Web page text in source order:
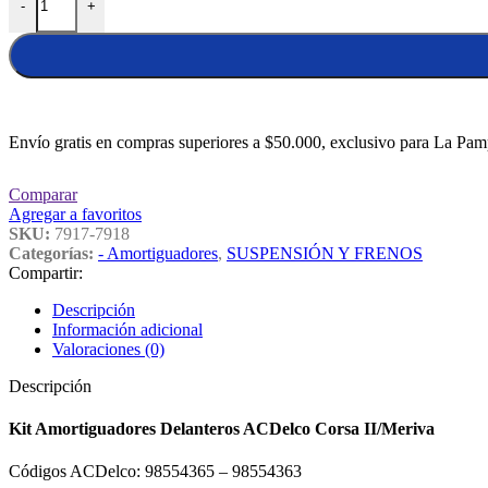
- +
Envío gratis en compras superiores a $50.000, exclusivo para La
Comparar
Agregar a favoritos
SKU: 7917-7918
Categorías: - Amortiguadores, SUSPENSIÓN Y FRENOS
Compartir:
Descripción
Información adicional
Valoraciones (0)
Descripción
Kit Amortiguadores Delanteros ACDelco Corsa II/Meriva
Códigos ACDelco: 98554365 – 98554363